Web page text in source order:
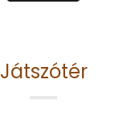
Játszótér